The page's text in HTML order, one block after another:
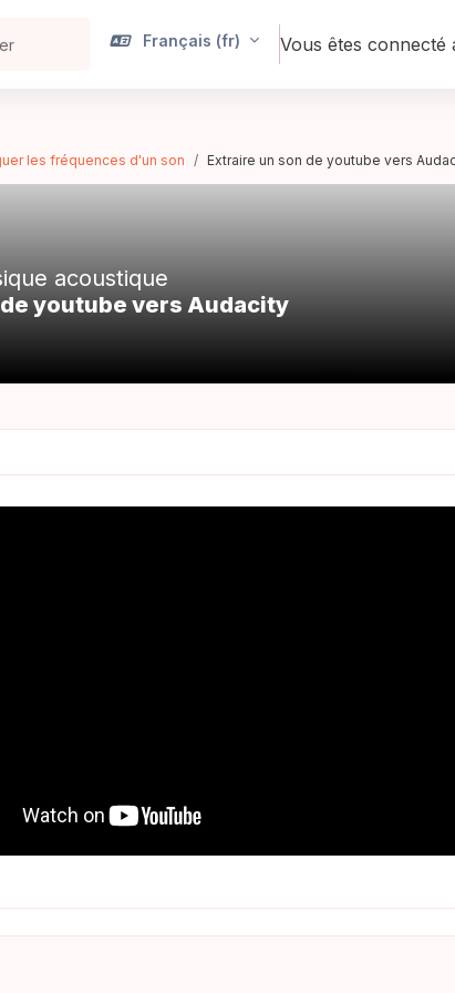
Français ‎(fr)‎ Vous êtes connecté
les fréquences d'un son Extraire un son de youtube vers
acoustique
youtube vers Audacity